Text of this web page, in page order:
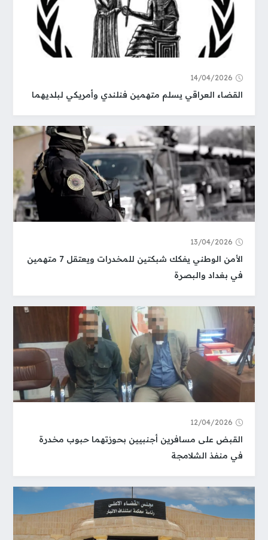
14/04/2026
القضاء العراقي يسلم متهمين فنلندي وأمريكي لبلديهما
13/04/2026
الأمن الوطني يفكك شبكتين للمخدرات ويعتقل 7 متهمين
في بغداد والبصرة
12/04/2026
القبض على مسافرين أجنبيين بحوزتهما حبوب مخدرة
في منفذ الشلامجة